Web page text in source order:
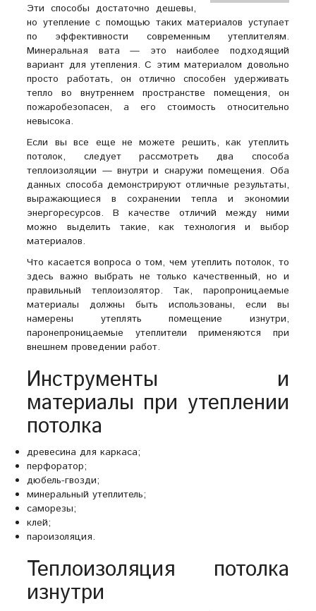
Эти способы достаточно дешевы,
но утепление с помощью таких материалов уступает
по эффективности современным утеплителям.
Минеральная вата — это наиболее подходящий
вариант для утепления. С этим материалом довольно
просто работать, он отлично способен удерживать
тепло во внутреннем пространстве помещения, он
пожаробезопасен, а его стоимость относительно
невысока.
Если вы все еще не можете решить, как утеплить
потолок, следует рассмотреть два способа
теплоизоляции — внутри и снаружи помещения. Оба
данных способа демонстрируют отличные результаты,
выражающиеся в сохранении тепла и экономии
энергоресурсов. В качестве отличий между ними
можно выделить такие, как технология и выбор
материалов.
Что касается вопроса о том, чем утеплить потолок, то
здесь важно выбрать не только качественный, но и
правильный теплоизолятор. Так, паропроницаемые
материалы должны быть использованы, если вы
намерены утеплять помещение изнутри,
паронепроницаемые утеплители применяются при
внешнем проведении работ.
Инструменты и
материалы при утеплении
потолка
древесина для каркаса;
перфоратор;
дюбель-гвозди;
минеральный утеплитель;
саморезы;
клей;
пароизоляция.
Теплоизоляция потолка
изнутри